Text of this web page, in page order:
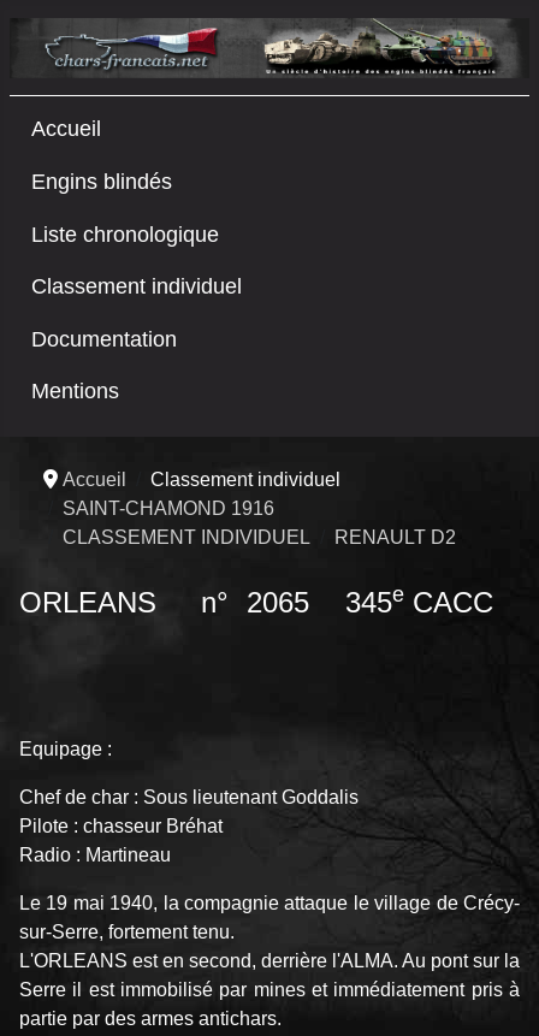
Accueil
Engins blindés
Liste chronologique
Classement individuel
Documentation
Mentions
Accueil
Classement individuel
SAINT-CHAMOND 1916
CLASSEMENT INDIVIDUEL
RENAULT D2
ORLEANS n° 2065 345eCACC
Equipage :
Chef de char : Sous lieutenant Goddalis
Pilote : chasseur Bréhat
Radio : Martineau
Le 19 mai 1940, la compagnie attaque le village de Crécy-
sur-Serre, fortement tenu.
L'ORLEANS est en second, derrière l'ALMA. Au pont sur la
Serre il est immobilisé par mines et immédiatement pris à
partie par des armes antichars.